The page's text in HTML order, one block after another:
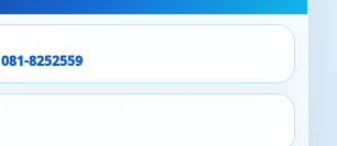
าว 11,000 บาท
ะท่านที่ 8 เราจะมีฟูกเสริมปูนอนให้ที่พื้น
ม คิดราคา 600 บาท/คืน/ท่าน
สียหายของบ้าน 2,000 บาท ซึ่งจะจ่ายคืน
8252559